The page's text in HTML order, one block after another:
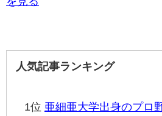
人気記事ランキング
1位 亜細亜大学出身のプロ